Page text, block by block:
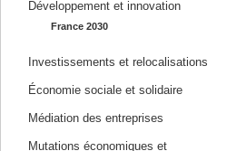
Développement et innovation
France 2030
Investissements et relocalisations
Économie sociale et solidaire
Médiation des entreprises
Mutations économiques et